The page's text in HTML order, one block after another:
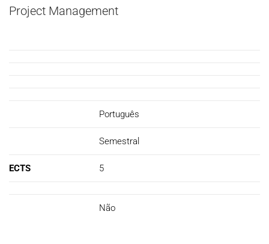
Project Management
Português
Semestral
ECTS 5
Não